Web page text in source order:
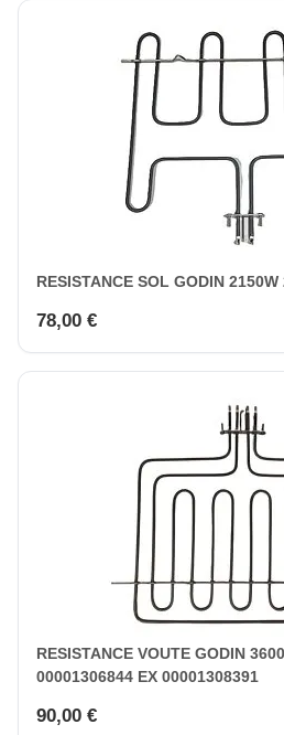
RESISTANCE SOL GODIN
78,00 €
RESISTANCE VOUTE GODIN
00001306844 EX 00001308391
90,00 €